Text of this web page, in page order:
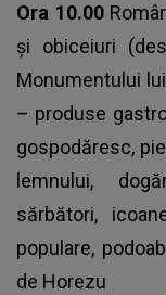
Ora 10.00
și obiceiuri
Monumentului
– produse
gospodăresc,
lemnului,
sărbători,
populare,
de Horezu